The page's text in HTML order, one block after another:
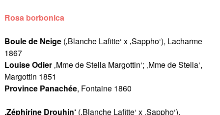
Rosa borbonica
Boule de Neige (‚Blanche Lafitte‘ x ‚Sappho‘), Lacharme
1867
Louise Odier‚Mme de Stella Margottin‘; ‚Mme de Stella‘,
Margottin 1851
Province Panachée, Fontaine 1860
‚Zéphirine Drouhin‘ (‚Blanche Lafitte‘ x ‚Sappho‘),